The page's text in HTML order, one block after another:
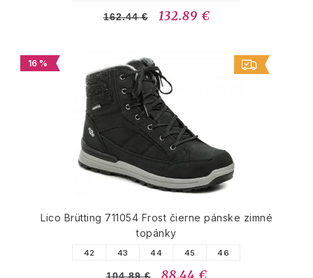
162.44 € 132.89 €
16 %
Lico Brütting 711054 Frost čierne pánske zimné
topánky
42 43 44 45 46